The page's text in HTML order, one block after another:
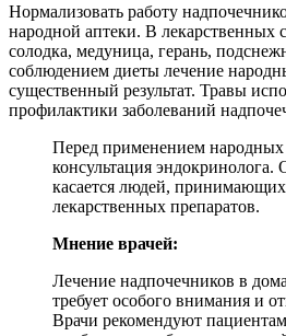
Нормализовать работу
народной аптеки. В лекарственных
солодка, медуница, герань,
соблюдением диеты лечение
существенный результат. Травы
профилактики заболеваний
Перед применением народных
консультация эндокринолога.
касается людей,
лекарственных препаратов.
Мнение врачей:
Лечение надпочечников в
требует особого внимания и
Врачи рекомендуют